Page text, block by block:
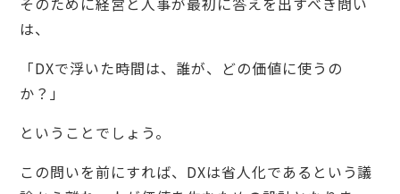
は、
「DXで浮いた時間は、誰が、どの価値に使うの
か？」
ということでしょう。
この問いを前にすれば、DXは省人化であるという議